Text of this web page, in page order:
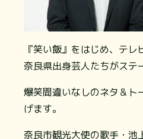
『笑い飯』をはじめ、テ
奈良県出身芸人たちがステ
爆笑間違いなしのネタ＆ト
げます。
奈良市観光大使の歌手・池